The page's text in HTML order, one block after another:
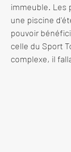
immeuble. Les
une piscine
pouvoir
celle du Sport
complexe, il